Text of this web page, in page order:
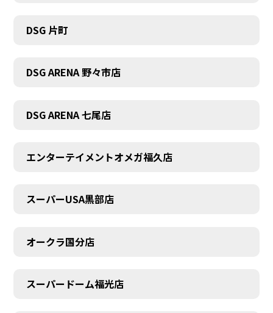
DSG 片町
DSG ARENA 野々市店
DSG ARENA 七尾店
エンターテイメントオメガ福久店
スーパーUSA黒部店
オークラ国分店
スーパードーム福光店